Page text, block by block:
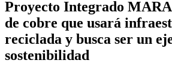
Proyecto Integrado
de cobre que usará
reciclada y busca ser un
sostenibilidad